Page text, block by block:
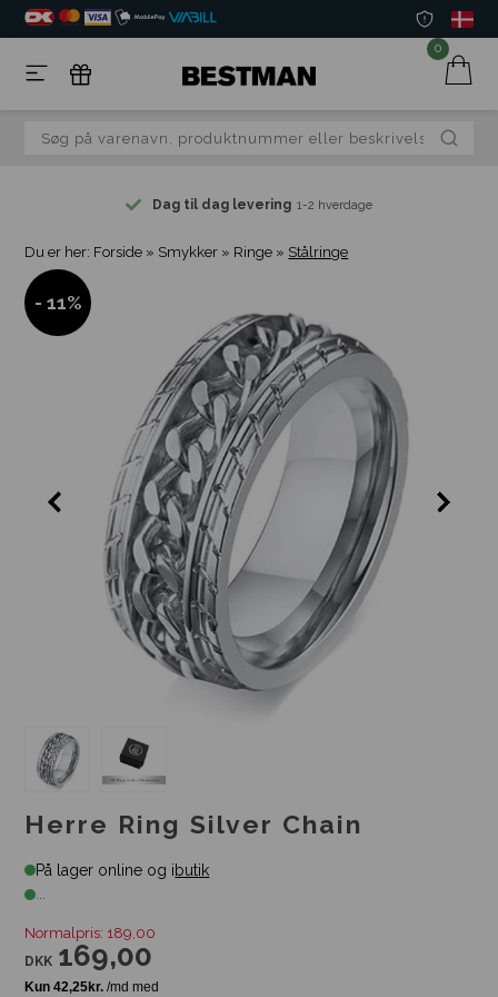
0
Dag til dag levering 1-2 hverdage
Du er her: Forside » Smykker » Ringe » Stålringe
- 11%
Herre Ring Silver Chain
På lager online og ibutik
...
Normalpris: 189,00
DKK 169,00